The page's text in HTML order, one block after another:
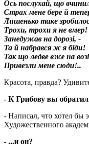
Ось послухай, що
Страх мене бере й
Лишенько таке
Трохи, трохи я не вмер!
Занедужав на дорозі, -
Та й набрався ж я біди!
Так що ледве вже на возі
Привезли мене сюди!..
Красота, правда?
- К Грибову вы
- Написал, что хотел бы
Художественного
- ...и он?